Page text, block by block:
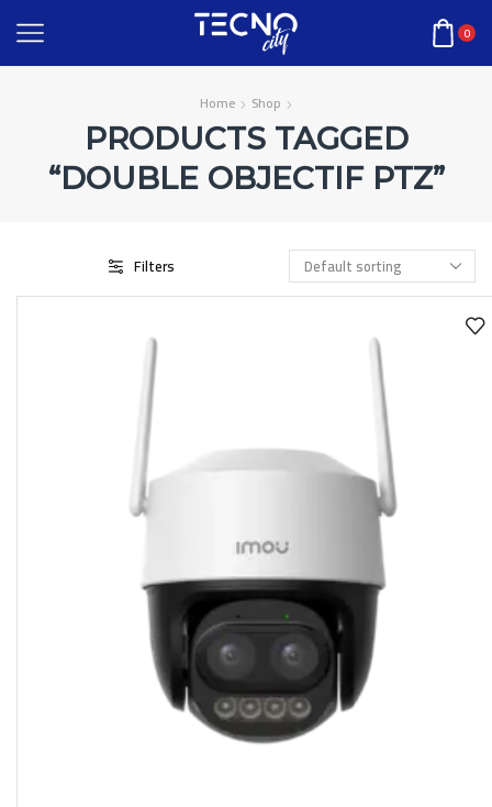
0
Home Shop
PRODUCTS TAGGED
“DOUBLE OBJECTIF PTZ”
Filters